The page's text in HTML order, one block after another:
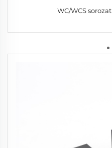
WC/WCS